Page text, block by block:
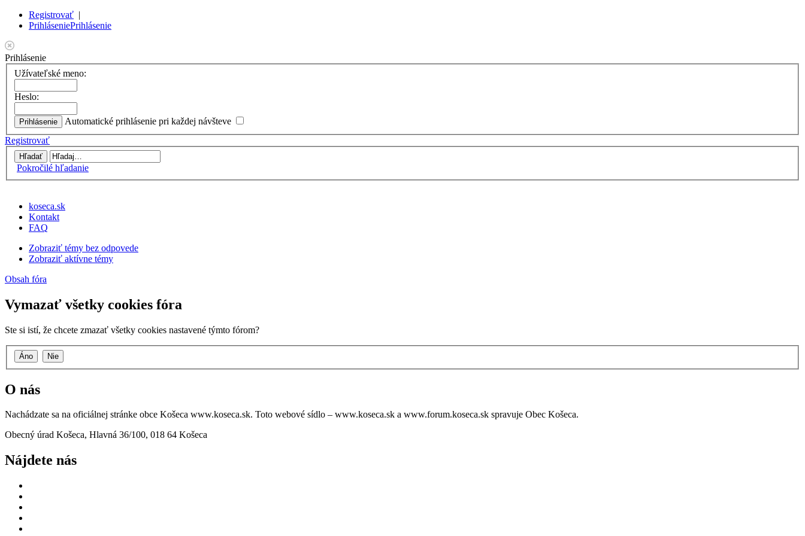
Registrovať |
PrihláseniePrihlásenie
Prihlásenie
Užívateľské meno:
Heslo:
Automatické prihlásenie pri každej návšteve
Registrovať
Pokročilé hľadanie
koseca.sk
Kontakt
FAQ
Zobraziť témy bez odpovede
Zobraziť aktívne témy
Obsah fóra
Vymazať všetky cookies fóra
Ste si istí, že chcete zmazať všetky cookies nastavené týmto fórom?
O nás
Nachádzate sa na oficiálnej stránke obce Košeca www.koseca.sk. Toto webové sídlo – www.koseca.sk a www.forum.koseca.sk spravuje Obec Košeca.
Obecný úrad Košeca, Hlavná 36/100, 018 64 Košeca
Nájdete nás